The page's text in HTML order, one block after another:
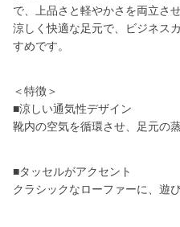
で、上品さと軽やかさを両立さ
涼しく快適な足元で、ビジネス
すめです。
＜特徴＞
■涼しい通気性デザイン
靴内の空気を循環させ、足元の
■タッセルがアクセント
クラシックなローファーに、遊